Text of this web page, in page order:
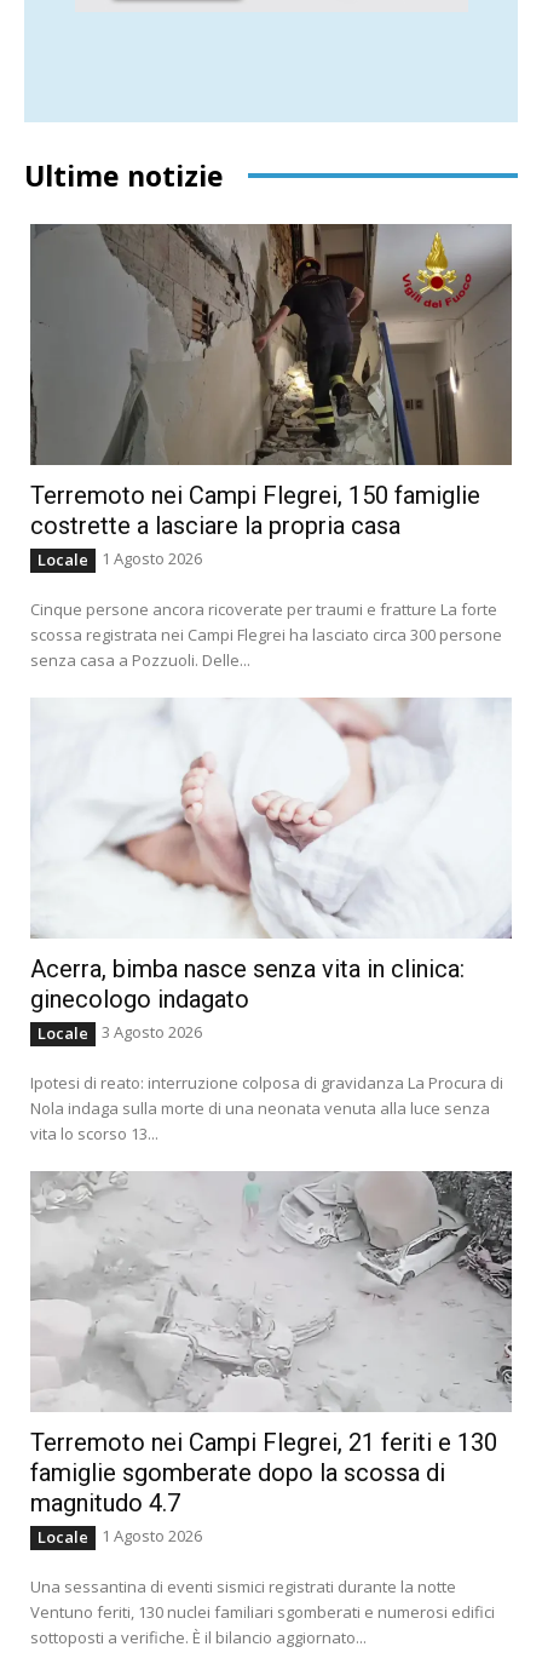
Ultime notizie
Terremoto nei Campi Flegrei, 150 famiglie
costrette a lasciare la propria casa
Locale 1 Agosto 2026
Cinque persone ancora ricoverate per traumi e fratture La forte
scossa registrata nei Campi Flegrei ha lasciato circa 300 persone
senza casa a Pozzuoli. Delle...
Acerra, bimba nasce senza vita in clinica:
ginecologo indagato
Locale 3 Agosto 2026
Ipotesi di reato: interruzione colposa di gravidanza La Procura di
Nola indaga sulla morte di una neonata venuta alla luce senza
vita lo scorso 13...
Terremoto nei Campi Flegrei, 21 feriti e 130
famiglie sgomberate dopo la scossa di
magnitudo 4.7
Locale 1 Agosto 2026
Una sessantina di eventi sismici registrati durante la notte
Ventuno feriti, 130 nuclei familiari sgomberati e numerosi edifici
sottoposti a verifiche. È il bilancio aggiornato...